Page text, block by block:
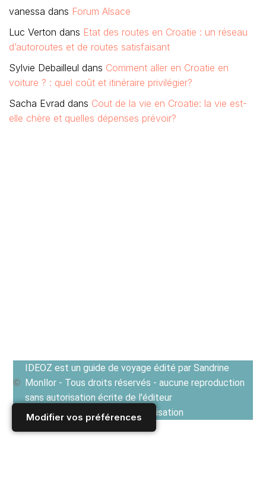
Modifier vos préférences
vanessa dans Forum Alsace
Luc Verton dans Etat des routes en Croatie : un réseau
d’autoroutes et de routes satisfaisant
Sylvie Debailleul dans Comment aller en Croatie en
voiture ? : quel coût et itinéraire privilégier?
Sacha Evrad dans Cout de la vie en Croatie: la vie est-
elle chère et quelles dépenses prévoir?
IDEOZ est un guide de voyage édité par Sandrine
Monllor - Tous droits réservés - aucune reproduction
sans autorisation écrite de l'éditeur
Voir les Conditions générales d'utilisation